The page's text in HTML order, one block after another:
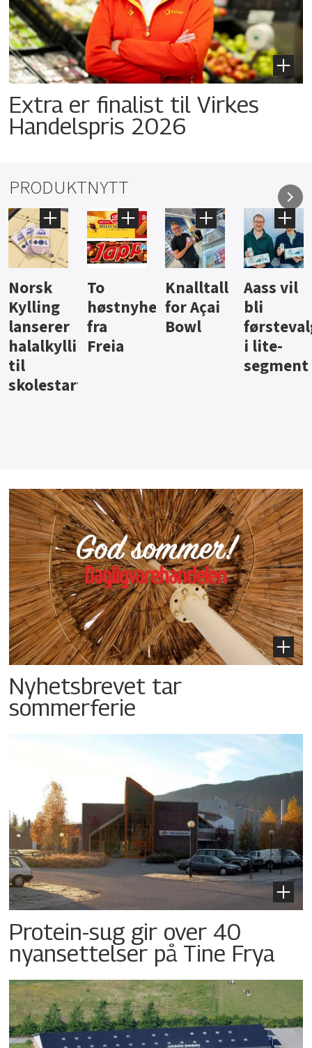
Extra er finalist til Virkes
Handelspris 2026
PRODUKTNYTT
Knalltall
for Açai
Bowl
Aass vil
bli
førstevalg
i lite-
Brus og
jus fra
Berentsen
Hard
iste fra
Hansa
Nyhetsbrevet tar
sommerferie
Protein-sug gir over 40
nyansettelser på Tine Frya